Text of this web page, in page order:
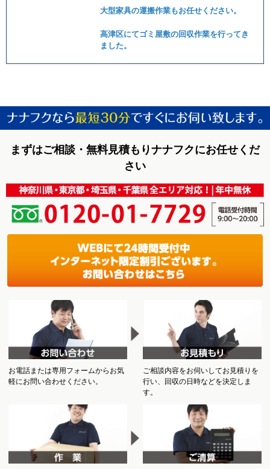
大型家具の運搬作業もお任せください。
高津区にてゴミ屋敷の回収作業を行ってき
ました。
まずはご相談・無料見積もりナナフクにお任せくだ
さい
お電話または専用フォームからお気
軽にお問い合わせください。
ご相談内容をお伺いしてお見積りを
行い、回収の日時などを決定しま
す。